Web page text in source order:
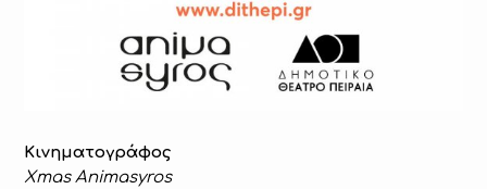
Κινηματογράφος
Xmas Animasyros